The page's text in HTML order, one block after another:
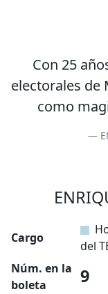
Con 25
electorales de
como
Cargo
del
Núm. en la
boleta
9